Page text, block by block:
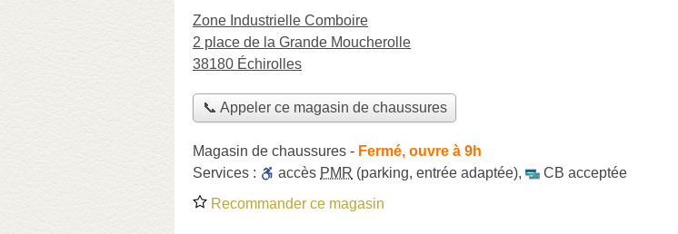
Zone Industrielle Comboire
2 place de la Grande Moucherolle
38180 Échirolles
📞 Appeler ce magasin de chaussures
Magasin de chaussures - Fermé, ouvre à 9h
Services :
accès PMR (parking, entrée adaptée),
CB acceptée
Recommander ce magasin